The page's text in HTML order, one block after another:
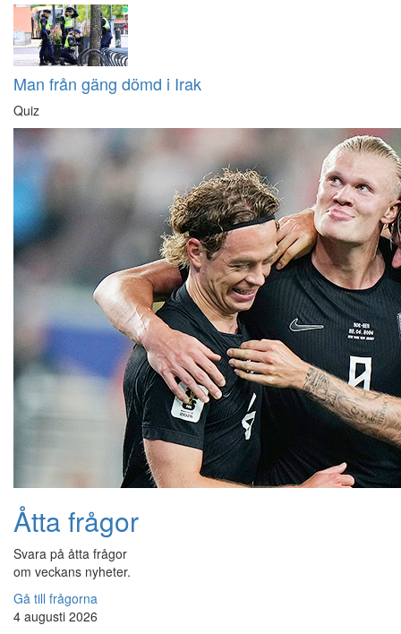
Man från gäng dömd i Irak
Quiz
Åtta frågor
Svara på åtta frågor
om veckans nyheter.
Gå till frågorna
4 augusti 2026